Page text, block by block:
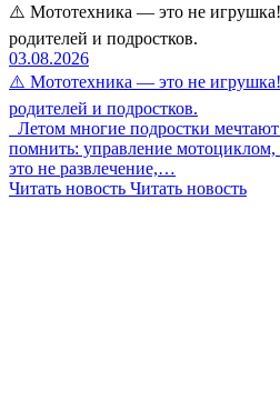
⚠️ Мототехника — это не игрушка!
родителей и подростков.
03.08.2026
⚠️ Мототехника — это не игрушка!
родителей и подростков.
Летом многие подростки
помнить: управление
это не развлечение,…
Читать новость Читать новость